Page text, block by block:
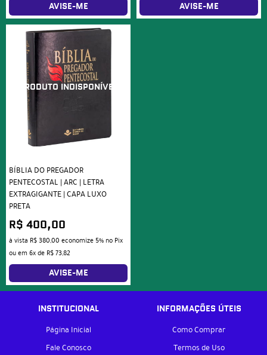
AVISE-ME AVISE-ME
BÍBLIA DO PREGADOR
PENTECOSTAL | ARC | LETRA
EXTRAGIGANTE | CAPA LUXO
PRETA
R$ 400,00
à vista R$ 380,00 economize 5% no Pix
ou em 6xde R$ 73,82
AVISE-ME
INSTITUCIONAL
Página Inicial
Fale Conosco
INFORMAÇÕES ÚTEIS
Como Comprar
Termos de Uso